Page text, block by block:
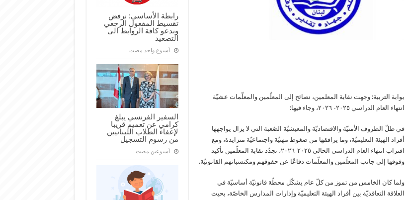
رابطة الأساسي: نرفض
تقسيط المفعول الرجعي
وندعو كافة الروابط الى
التصعيد
‏أسبوع واحد مضت
السفير الفرنسي يبلغ
كرامي عن تعميم قريبا
لإعفاء الطلاب اللبنانيين
من رسوم التسجيل
‏أسبوعين مضت
بوابة التربية: وجهت نقابة المعلمين، نصائح إلى المعلّمين والمعلّمات عشيّة
انتهاء العام الدراسي ٢٠٢٥- ٢٠٢٦، وجاء فيها:
في ظلّ الظروف الأمنيّة والاقتصاديّة والمعيشيّة الصّعبة التي لا يزال يواجهها
أفراد الهيئة التعليميّة، وما يرافقها من ضغوط مهنيّة واجتماعيّة متزايدة، ومع
اقتراب انتهاء العام الدراسي الحالي ٢٠٢٥-٢٠٢٦، تجدّد نقابة المعلّمين تأكيد
وقوفها إلى جانب المعلّمين والمعلّمات دفاعًا عن حقوقهم ومكتسباتهم القانونيّة.
ولما كان الخامس من تموز من كلّ عام يشكّل محطّة قانونيّة أساسيّة في
العلاقة التعاقديّة بين أفراد الهيئة التعليميّة وإدارات المدارس الخاصّة، بحيث